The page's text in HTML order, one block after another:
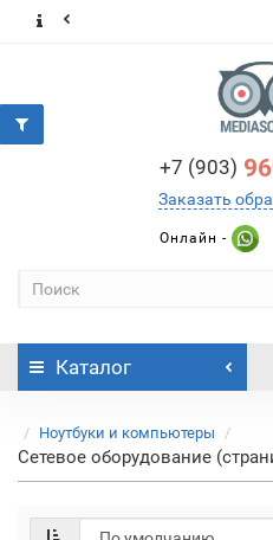
+7 (903)
Заказать
Онлайн -
Каталог
Ноутбуки и компьютеры
Сетевое оборудование